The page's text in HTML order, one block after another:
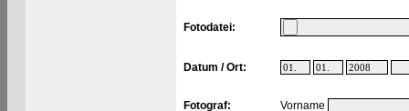
Fotodatei:
Datum / Ort:
Fotograf:
Vorname